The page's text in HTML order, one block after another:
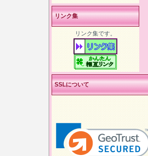
リンク集
リンク集です。
SSLについて